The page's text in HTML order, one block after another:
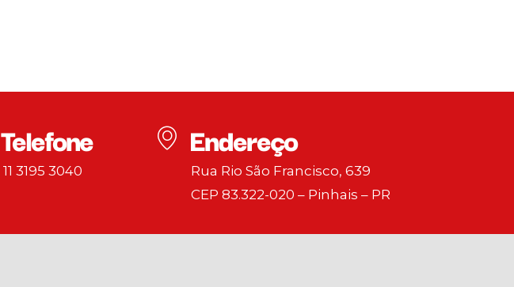
Telefone
11 3195 3040
Endereço
Rua Rio São Francisco, 639
CEP 83.322-020 – Pinhais – PR